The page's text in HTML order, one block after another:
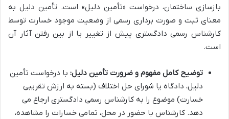
بازسازی ساختمان، درخواست «تأمین دلیل» است. تأمین دلیل به
معنای ثبت و صورت برداری رسمی از وضعیت موجود خسارت توسط
کارشناس رسمی دادگستری پیش از تغییر یا از بین رفتن آثار آن
است.
توضیح کامل مفهوم و ضرورت تأمین دلیل: با درخواست تأمین
دلیل، دادگاه یا شورای حل اختلاف (بسته به ارزش تقریبی
خسارت) موضوع را به کارشناس رسمی دادگستری ارجاع می
دهد. کارشناس با حضور در محل، تمامی خسارات را مشاهده،